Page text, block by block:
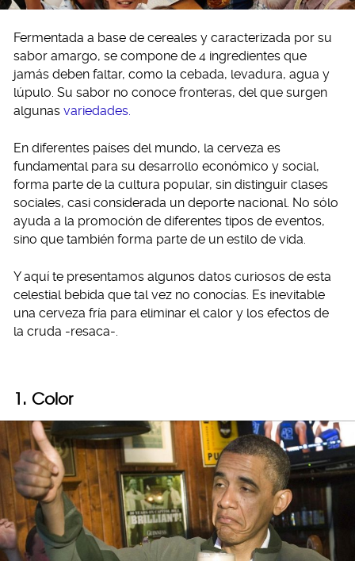
Fermentada a base de cereales y caracterizada por su
sabor amargo, se compone de 4 ingredientes que
jamás deben faltar, como la cebada, levadura, agua y
lúpulo. Su sabor no conoce fronteras, del que surgen
algunas variedades.
En diferentes países del mundo, la cerveza es
fundamental para su desarrollo económico y social,
forma parte de la cultura popular, sin distinguir clases
sociales, casi considerada un deporte nacional. No sólo
ayuda a la promoción de diferentes tipos de eventos,
sino que también forma parte de un estilo de vida.
Y aquí te presentamos algunos datos curiosos de esta
celestial bebida que tal vez no conocías. Es inevitable
una cerveza fría para eliminar el calor y los efectos de
la cruda -resaca-.
1. Color